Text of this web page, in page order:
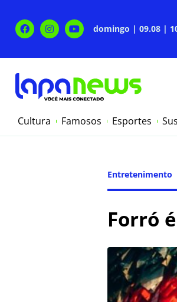
domingo | 09.08 |
Cultura Famosos Esportes
Entretenimento
Forró